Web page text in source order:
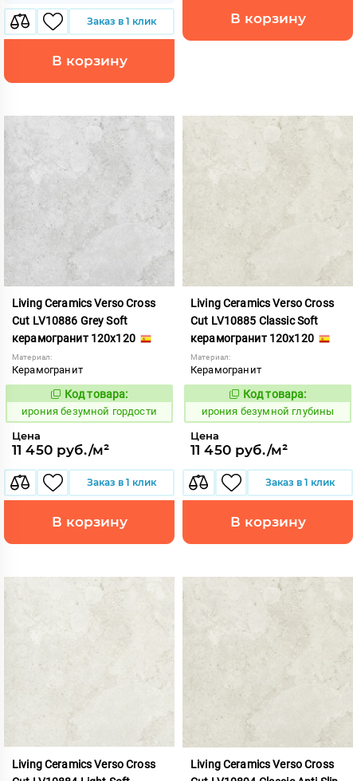
Заказ в 1 клик
В корзину
В корзину
Living Ceramics Verso Cross
Cut LV10886 Grey Soft
керамогранит 120x120
Материал:
Керамогранит
1108518
Код товара:
ирония безумной гордости
Цена
11 450 руб./м²
Заказ в 1 клик
В корзину
Living Ceramics Verso Cross
Cut LV10885 Classic Soft
керамогранит 120x120
Материал:
Керамогранит
1108517
Код товара:
ирония безумной глубины
Цена
11 450 руб./м²
Заказ в 1 клик
В корзину
Living Ceramics Verso Cross
Living Ceramics Verso Cross